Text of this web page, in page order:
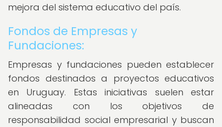
mejora del sistema educativo del país.
Fondos de Empresas y
Fundaciones:
Empresas y fundaciones pueden establecer
fondos destinados a proyectos educativos
en Uruguay. Estas iniciativas suelen estar
alineadas con los objetivos de
responsabilidad social empresarial y buscan